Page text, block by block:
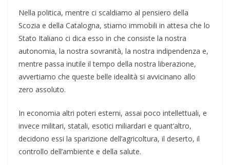
Nella politica, mentre ci scaldiamo al pensiero della
Scozia e della Catalogna, stiamo immobili in attesa che lo
Stato Italiano ci dica esso in che consiste la nostra
autonomia, la nostra sovranità, la nostra indipendenza e,
mentre passa inutile il tempo della nostra liberazione,
avvertiamo che queste belle idealità si avvicinano allo
zero assoluto.
In economia altri poteri esterni, assai poco intellettuali, e
invece militari, statali, esotici miliardari e quant’altro,
decidono essi la sparizione dell’agricoltura, il deserto, il
controllo dell’ambiente e della salute.